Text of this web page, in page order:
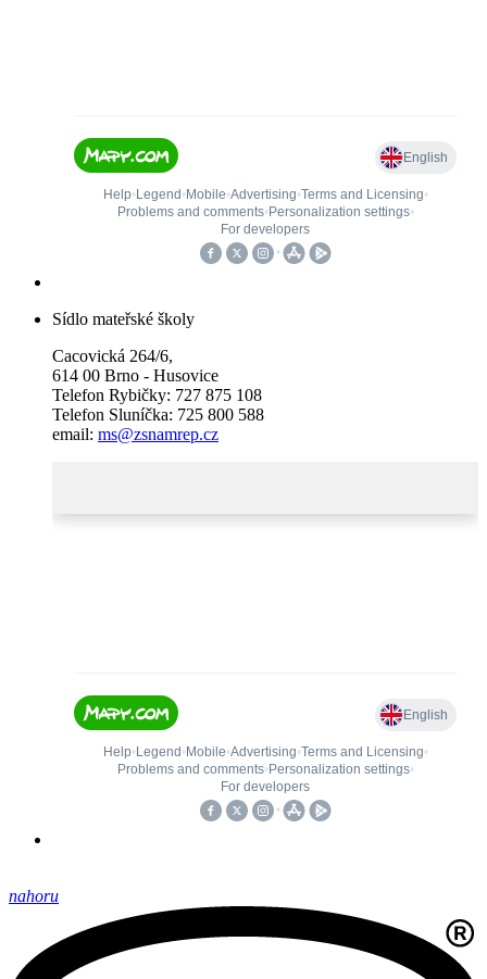
Sídlo mateřské školy
Cacovická 264/6,
614 00 Brno - Husovice
Telefon Rybičky: 727 875 108
Telefon Sluníčka: 725 800 588
email: ms@zsnamrep.cz
nahoru